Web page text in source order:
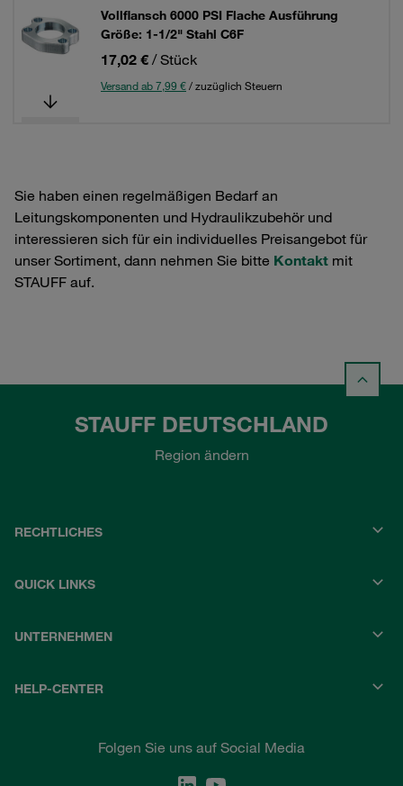
Vollflansch 6000 PSI Flache Ausführung
Größe: 1-1/2" Stahl C6F
17,02 € / Stück
Versand ab 7,99 €/ zuzüglich Steuern
Sie haben einen regelmäßigen Bedarf an
Leitungskomponenten und Hydraulikzubehör und
interessieren sich für ein individuelles Preisangebot für
unser Sortiment, dann nehmen Sie bitte Kontakt mit
STAUFF auf.
STAUFF DEUTSCHLAND
Region ändern
RECHTLICHES
QUICK LINKS
UNTERNEHMEN
HELP-CENTER
Folgen Sie uns auf Social Media